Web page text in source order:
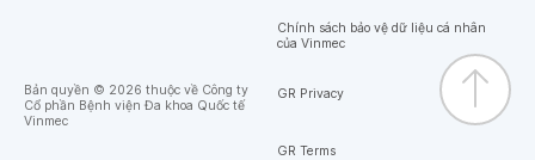
Bản quyền © 2026 thuộc về Công ty
Cổ phần Bệnh viện Đa khoa Quốc tế
Vinmec
Chính sách bảo vệ dữ liệu cá nhân
của Vinmec
GR Privacy
GR Terms